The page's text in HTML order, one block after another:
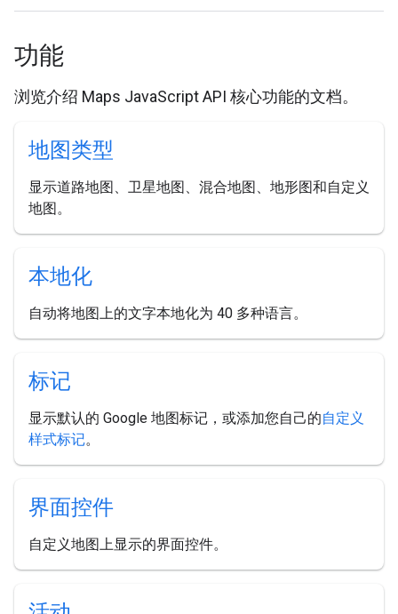
功能
浏览介绍 Maps JavaScript API 核心功能的文档。
地图类型
显示道路地图、卫星地图、混合地图、地形图和自定义
地图。
本地化
自动将地图上的文字本地化为 40 多种语言。
标记
显示默认的 Google 地图标记，或添加您自己的自定义
样式标记。
界面控件
自定义地图上显示的界面控件。